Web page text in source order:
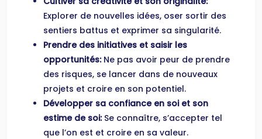
Explorer de nouvelles idées, oser sortir des
sentiers battus et exprimer sa singularité.
Prendre des initiatives et saisir les
opportunités: Ne pas avoir peur de prendre
des risques, se lancer dans de nouveaux
projets et croire en son potentiel.
Développer sa confiance en soi et son
estime de soi: Se connaître, s’accepter tel
que l’on est et croire en sa valeur.